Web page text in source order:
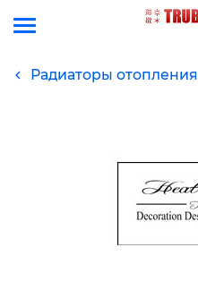
Радиаторы отопления